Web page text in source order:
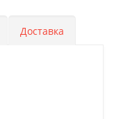
Доставка